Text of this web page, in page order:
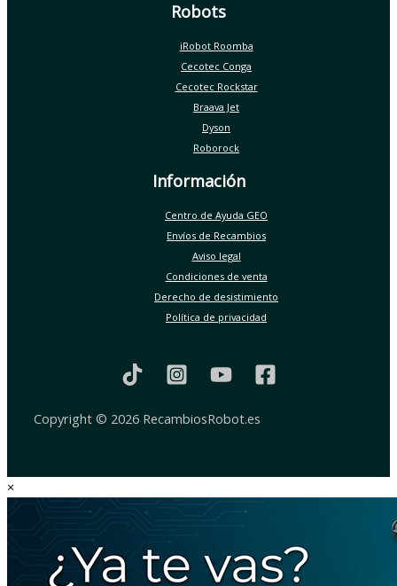
Robots
iRobot Roomba
Cecotec Conga
Cecotec Rockstar
Braava Jet
Dyson
Roborock
Información
Centro de Ayuda GEO
Envíos de Recambios
Aviso legal
Condiciones de venta
Derecho de desistimiento
Política de privacidad
Copyright © 2026 RecambiosRobot.es
×